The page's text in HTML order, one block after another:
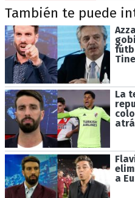
También te puede
La
a